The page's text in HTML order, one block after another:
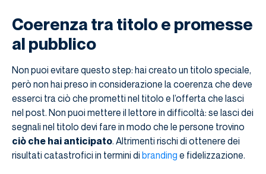
Coerenza tra titolo e promesse
al pubblico
Non puoi evitare questo step: hai creato un titolo speciale,
però non hai preso in considerazione la coerenza che deve
esserci tra ciò che prometti nel titolo e l’offerta che lasci
nel post. Non puoi mettere il lettore in difficoltà: se lasci dei
segnali nel titolo devi fare in modo che le persone trovino
ciò che hai anticipato. Altrimenti rischi di ottenere dei
risultati catastrofici in termini di branding e fidelizzazione.